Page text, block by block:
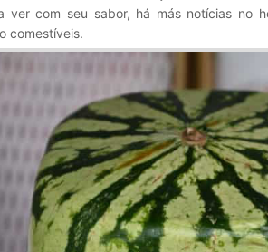
ver com seu sabor, há más notícias no
comestíveis.